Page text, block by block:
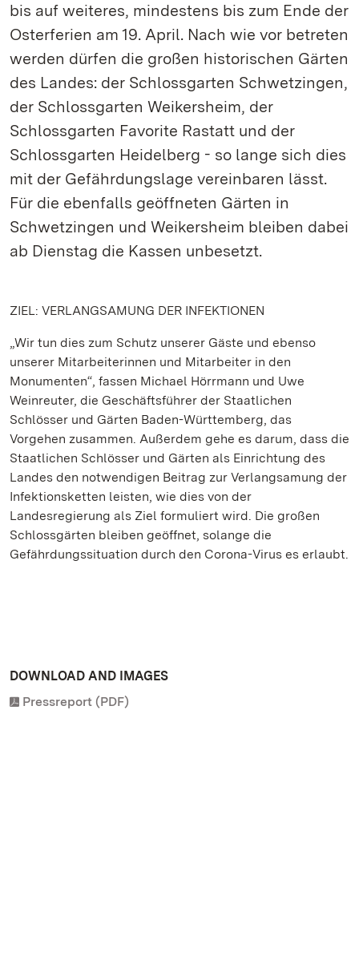
bis auf weiteres, mindestens bis zum Ende der
Osterferien am 19. April. Nach wie vor betreten
werden dürfen die großen historischen Gärten
des Landes: der Schlossgarten Schwetzingen,
der Schlossgarten Weikersheim, der
Schlossgarten Favorite Rastatt und der
Schlossgarten Heidelberg - so lange sich dies
mit der Gefährdungslage vereinbaren lässt.
Für die ebenfalls geöffneten Gärten in
Schwetzingen und Weikersheim bleiben dabei
ab Dienstag die Kassen unbesetzt.
ZIEL: VERLANGSAMUNG DER INFEKTIONEN
„Wir tun dies zum Schutz unserer Gäste und ebenso
unserer Mitarbeiterinnen und Mitarbeiter in den
Monumenten“, fassen Michael Hörrmann und Uwe
Weinreuter, die Geschäftsführer der Staatlichen
Schlösser und Gärten Baden-Württemberg, das
Vorgehen zusammen. Außerdem gehe es darum, dass die
Staatlichen Schlösser und Gärten als Einrichtung des
Landes den notwendigen Beitrag zur Verlangsamung der
Infektionsketten leisten, wie dies von der
Landesregierung als Ziel formuliert wird. Die großen
Schlossgärten bleiben geöffnet, solange die
Gefährdungssituation durch den Corona-Virus es erlaubt.
DOWNLOAD AND IMAGES
Pressreport (PDF)